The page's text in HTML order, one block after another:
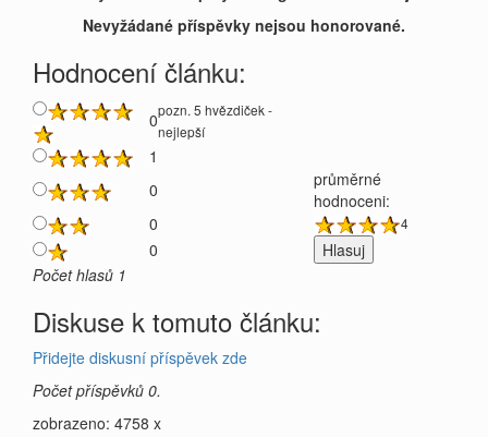
Nevyžádané příspěvky nejsou honorované.
Hodnocení článku:
0pozn. 5 hvězdiček -
nejlepší
1
0
průměrné
hodnoceni:
0
4
0
Počet hlasů 1
Diskuse k tomuto článku:
Přidejte diskusní příspěvek zde
Počet příspěvků 0.
zobrazeno: 4758 x